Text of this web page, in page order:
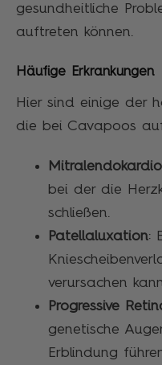
gesundheitliche
auftreten können.
Häufige Erkrankungen
Hier sind einige der
die bei Cavapoos
bei der die
schließen.
Patellaluxation:
verursachen
Progressive
genetische
Erblindung